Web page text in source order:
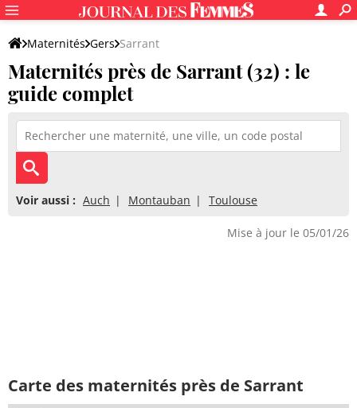
Maternités Gers Sarrant
Maternités près de Sarrant (32) : le
guide complet
Voir aussi : Auch Montauban Toulouse
Mise à jour le 05/01/26
Carte des maternités près de Sarrant